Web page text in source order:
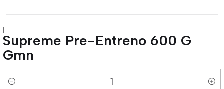
|
Supreme Pre-Entreno 600 G
Gmn
Cantidad